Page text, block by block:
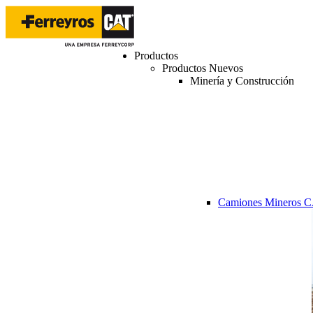
Productos
Productos Nuevos
Minería y Construcción
Camiones Mineros